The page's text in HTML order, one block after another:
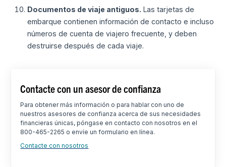
Documentos de viaje antiguos. Las tarjetas de
embarque contienen información de contacto e incluso
números de cuenta de viajero frecuente, y deben
destruirse después de cada viaje.
Contacte con un asesor de confianza
Para obtener más información o para hablar con uno de
nuestros asesores de confianza acerca de sus necesidades
financieras únicas, póngase en contacto con nosotros en el
800-465-2265 o envíe un formulario en línea.
Contacte con nosotros